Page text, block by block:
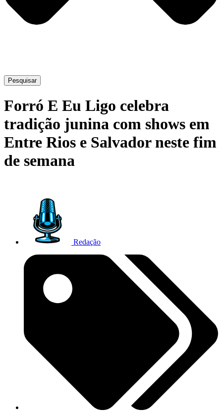
Pesquisar
Forró E Eu Ligo celebra
tradição junina com shows em
Entre Rios e Salvador neste fim
de semana
Redação